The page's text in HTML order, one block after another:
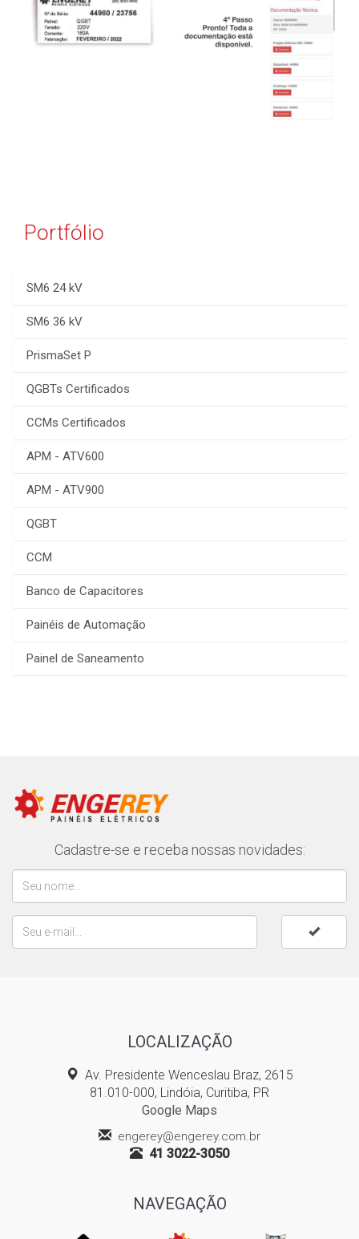
Portfólio
SM6 24 kV
SM6 36 kV
PrismaSet P
QGBTs Certificados
CCMs Certificados
APM - ATV600
APM - ATV900
QGBT
CCM
Banco de Capacitores
Painéis de Automação
Painel de Saneamento
Cadastre-se e receba nossas novidades:
LOCALIZAÇÃO
Av. Presidente Wenceslau Braz, 2615
81.010-000, Lindóia, Curitiba, PR
Google Maps
engerey@engerey.com.br
41 3022-3050
NAVEGAÇÃO